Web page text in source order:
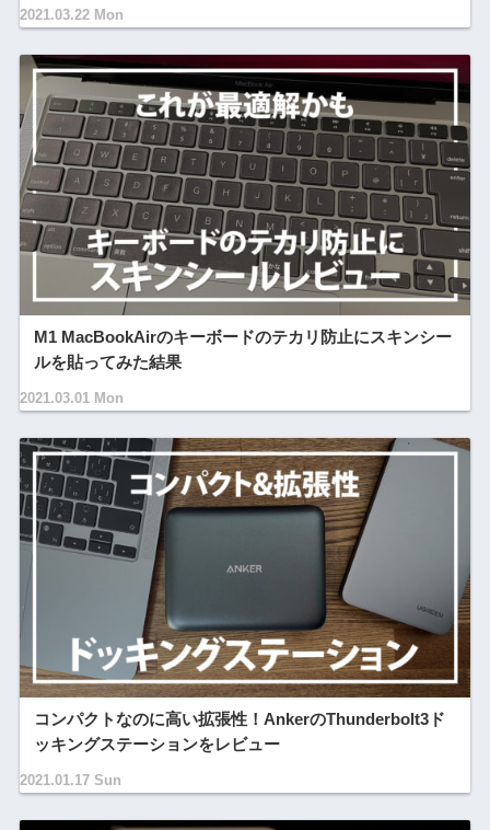
2021.03.22 Mon
2021.03.01 Mon
M1 MacBookAirのキーボードのテカリ防止にスキンシー
ルを貼ってみた結果
2021.01.17 Sun
コンパクトなのに高い拡張性！AnkerのThunderbolt3ド
ッキングステーションをレビュー